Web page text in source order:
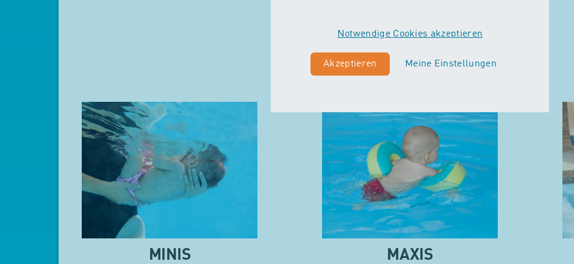
Notwendige Cookies akzeptieren
Akzeptieren Meine Einstellungen
MINIS
MAXIS